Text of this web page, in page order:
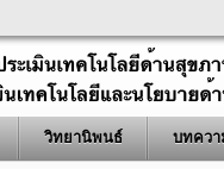
วิทยานิพนธ์ บทควา